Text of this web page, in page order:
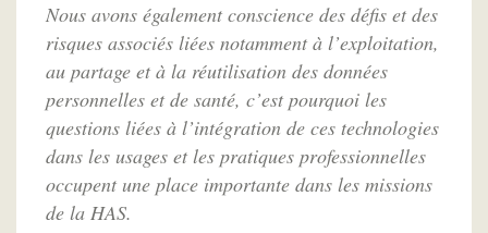
Nous avons également conscience des défis et des
risques associés liées notamment à l’exploitation,
au partage et à la réutilisation des données
personnelles et de santé, c’est pourquoi les
questions liées à l’intégration de ces technologies
dans les usages et les pratiques professionnelles
occupent une place importante dans les missions
de la HAS.